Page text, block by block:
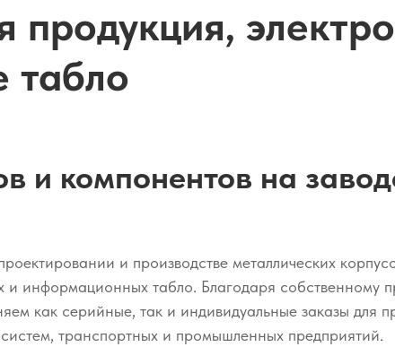
продукция,
табло
и компонентов на
и производстве металлических
и информационных табло. Благодаря собственному
как серийные, так и индивидуальные заказы для
транспортных и промышленных предприятий.